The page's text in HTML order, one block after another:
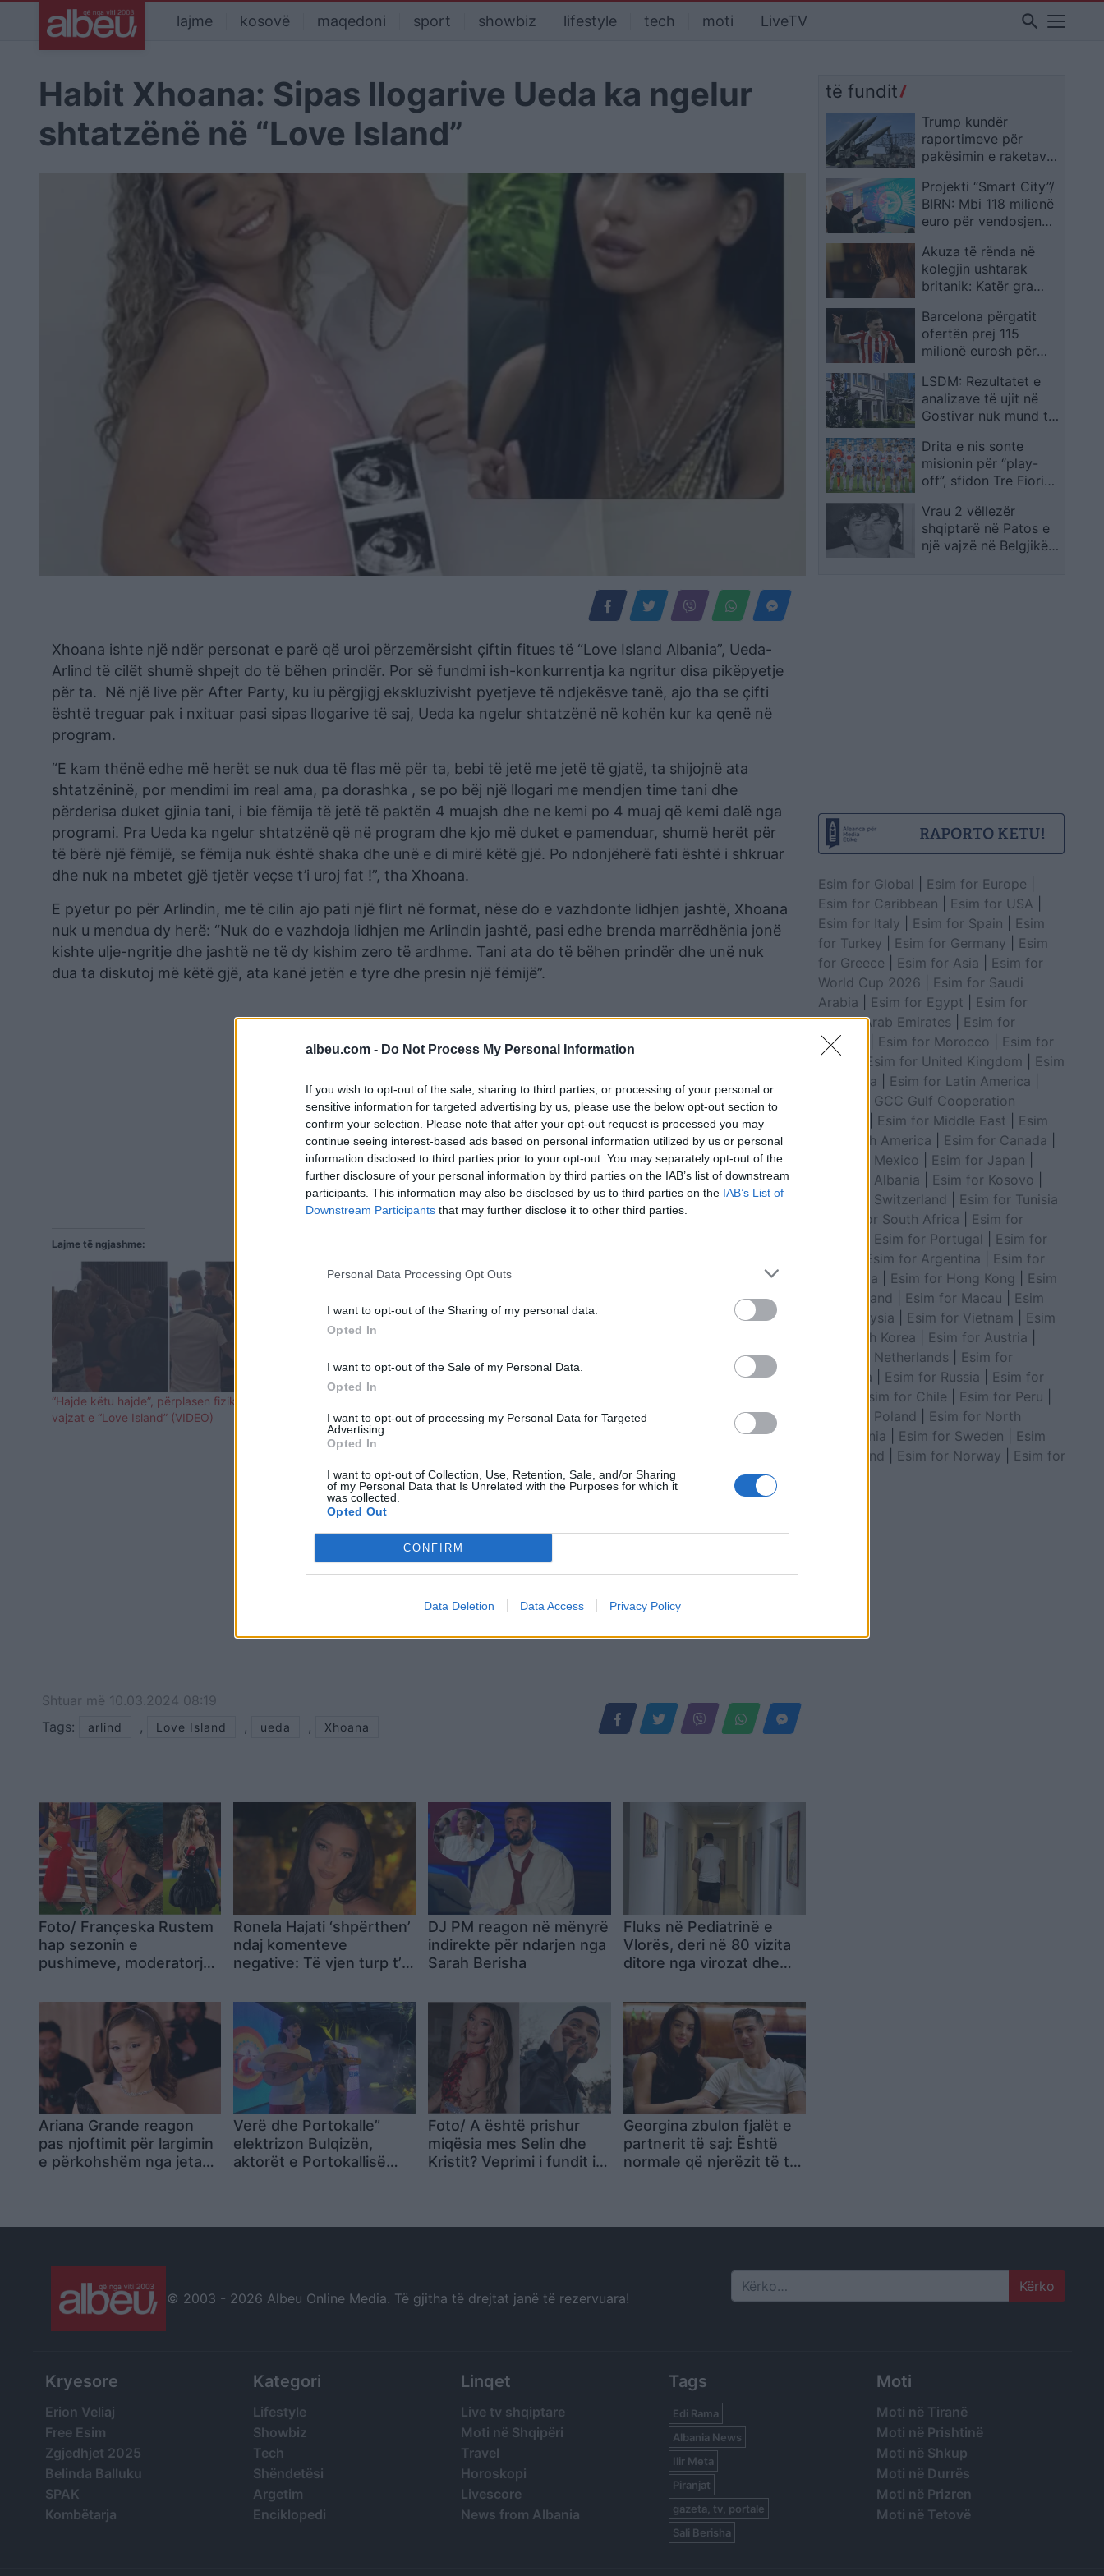
albeu.com - Do Not Process My Personal Information
If you wish to opt-out of the sale, sharing to third parties, or processing of your personal or
sensitive information for targeted advertising by us, please use the below opt-out section to
confirm your selection. Please note that after your opt-out request is processed you may
continue seeing interest-based ads based on personal information utilized by us or personal
information disclosed to third parties prior to your opt-out. You may separately opt-out of the
further disclosure of your personal information by third parties on the IAB’s list of downstream
participants. This information may also be disclosed by us to third parties on the IAB’s List of
Downstream Participants that may further disclose it to other third parties.
Personal Data Processing Opt Outs
I want to opt-out of the Sharing of my personal data.
Opted In
I want to opt-out of the Sale of my Personal Data.
Opted In
I want to opt-out of processing my Personal Data for Targeted
Advertising.
Opted In
I want to opt-out of Collection, Use, Retention, Sale, and/or Sharing
of my Personal Data that Is Unrelated with the Purposes for which it
was collected.
Opted Out
CONFIRM
Data Deletion Data Access Privacy Policy
lajme kosovë maqedoni sport showbiz lifestyle tech moti LiveTV search
Habit Xhoana: Sipas llogarive Ueda ka ngelur
shtatzënë në “Love Island”
Xhoana ishte një ndër personat e parë që uroi përzemërsisht çiftin fitues të “Love Island Albania”, Ueda-
Arlind të cilët shumë shpejt do të bëhen prindër. Por së fundmi ish-konkurrentja ka ngritur disa pikëpyetje
për ta. Në një live për After Party, ku iu përgjigj ekskluzivisht pyetjeve të ndjekësve tanë, ajo tha se çifti
është treguar pak i nxituar pasi sipas llogarive të saj, Ueda ka ngelur shtatzënë në kohën kur ka qenë në
program.
“E kam thënë edhe më herët se nuk dua të flas më për ta, bebi të jetë me jetë të gjatë, ta shijojnë ata
shtatzëninë, por mendimi im real ama, pa dorashka , se po bëj një llogari me mendjen time tani dhe
përderisa duket gjinia tani, i bie fëmija të jetë të paktën 4 muajsh dhe ne kemi po 4 muaj që kemi dalë nga
programi. Pra Ueda ka ngelur shtatzënë që në program dhe kjo më duket e pamenduar, shumë herët për
të bërë një fëmijë, se fëmija nuk është shaka dhe unë e di mirë këtë gjë. Po ndonjëherë fati është i shkruar
dhe nuk na mbetet gjë tjetër veçse t’i uroj fat !”, tha Xhoana.
E pyetur po për Arlindin, me të cilin ajo pati një flirt në format, nëse do e vazhdonte lidhjen jashtë, Xhoana
nuk u mendua dy herë: “Nuk do e vazhdoja lidhjen me Arlindin jashtë, pasi edhe brenda marrëdhënia jonë
kishte ulje-ngritje dhe jashtë ne të dy kishim zero të ardhme. Tani ata do të bëhen prindër dhe unë nuk
dua ta diskutoj më këtë gjë, ata kanë jetën e tyre dhe presin një fëmijë”.
Lajme të ngjashme:
“Hajde këtu hajde”, përplasen fizikisht 2
vajzat e “Love Island” (VIDEO)
të fëmijës së tyre të parë, reagon Xhoana
herë të parë
Shtuar më 10.03.2024 08:19
Tags:
arlind , Love Island , ueda , Xhoana
Foto/ Françeska Rustem
hap sezonin e
pushimeve, moderatorja
vëmendjen me pozat nga
deti
Ronela Hajati ‘shpërthen’
ndaj komenteve
negative: Të vjen turp t’i
DJ PM reagon në mënyrë
indirekte për ndarjen nga
Sarah Berisha
Fluks në Pediatrinë e
Vlorës, deri në 80 vizita
ditore nga virozat dhe
Ariana Grande reagon
pas njoftimit për largimin
e përkohshëm nga jeta
Verë dhe Portokalle”
elektrizon Bulqizën,
aktorët e Portokallisë
Foto/ A është prishur
miqësia mes Selin dhe
Kristit? Veprimi i fundit i
Georgina zbulon fjalët e
partnerit të saj: Është
normale që njerëzit të të
të fundit
Trump kundër
raportimeve për
pakësimin e raketave
shumë municione se
çdo vend tjetër
Projekti “Smart City”/
BIRN: Mbi 118 milionë
euro për vendosjen
por kush e garanton
sigurinë?! Prindër dhe
ekspertë të alarmuar
mundshëm kibernetik
Akuza të rënda në
kolegjin ushtarak
britanik: Katër gra
përdhunime dhe
sulme seksuale
Barcelona përgatit
ofertën prej 115
milionë eurosh për
synon marrëveshjen
përfundimtare
LSDM: Rezultatet e
analizave të ujit në
Gostivar nuk mund të
gusht, ndërkohë
njerëzit po helmohen
Drita e nis sonte
misionin për “play-
off”, sfidon Tre Fiorin
Vrau 2 vëllezër
shqiptarë në Patos e
një vajzë në Belgjikë,
Esim for Global Esim for Europe
Esim for Caribbean
Esim for USA
Esim for Italy
Esim for Spain
Esim
for Turkey
Esim for Germany
Esim
for Greece
Esim for Asia
Esim for
World Cup 2026
Esim for Saudi
Arabia
Esim for Egypt
Esim for
United Arab Emirates
Esim for
Balkans
Esim for Morocco
Esim for
China
Esim for United Kingdom
Esim
for Africa
Esim for Latin America
Esim for GCC Gulf Cooperation
Esim for Middle East
Esim
for South America
Esim for Canada
Esim for Mexico
Esim for Japan
Esim for Albania
Esim for Kosovo
Esim for Switzerland
Esim for Tunisia
Esim for South Africa
Esim for
Esim for Portugal
Esim for
Esim for Argentina
Esim for
Colombia
Esim for Hong Kong
Esim
for Thailand
Esim for Macau
Esim
for Malaysia
Esim for Vietnam
Esim
for South Korea
Esim for Austria
Esim for Netherlands
Esim for
Australia
Esim for Russia
Esim for
Esim for Chile Esim for Peru
Esim for Poland
Esim for North
Macedonia
Esim for Sweden
Esim
for Finland
Esim for Norway
Esim for
© 2003 - 2026 Albeu Online Media. Të gjitha të drejtat janë të rezervuara! Search
Kryesore
Erion Veliaj
Free Esim
Zgjedhjet 2025
Belinda Balluku
SPAK
Kombëtarja
Kategori
Lifestyle
Showbiz
Tech
Shëndetësi
Argetim
Enciklopedi
Linqet
Live tv shqiptare
Moti në Shqipëri
Travel
Horoskopi
Livescore
News from Albania
Tags
Edi Rama
Albania News
Ilir Meta
Piranjat
gazeta, tv, portale
Sali Berisha
Moti
Moti në Tiranë
Moti në Prishtinë
Moti në Shkup
Moti në Durrës
Moti në Prizren
Moti në Tetovë